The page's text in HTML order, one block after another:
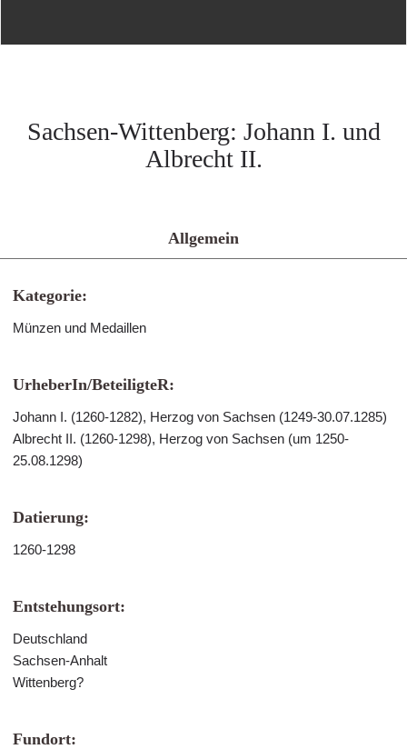
Sachsen-Wittenberg: Johann I. und
Albrecht II.
Allgemein
Kategorie:
Münzen und Medaillen
UrheberIn/BeteiligteR:
Johann I. (1260-1282), Herzog von Sachsen (1249-30.07.1285)
Albrecht II. (1260-1298), Herzog von Sachsen (um 1250-
25.08.1298)
Datierung:
1260-1298
Entstehungsort:
Deutschland
Sachsen-Anhalt
Wittenberg?
Fundort: